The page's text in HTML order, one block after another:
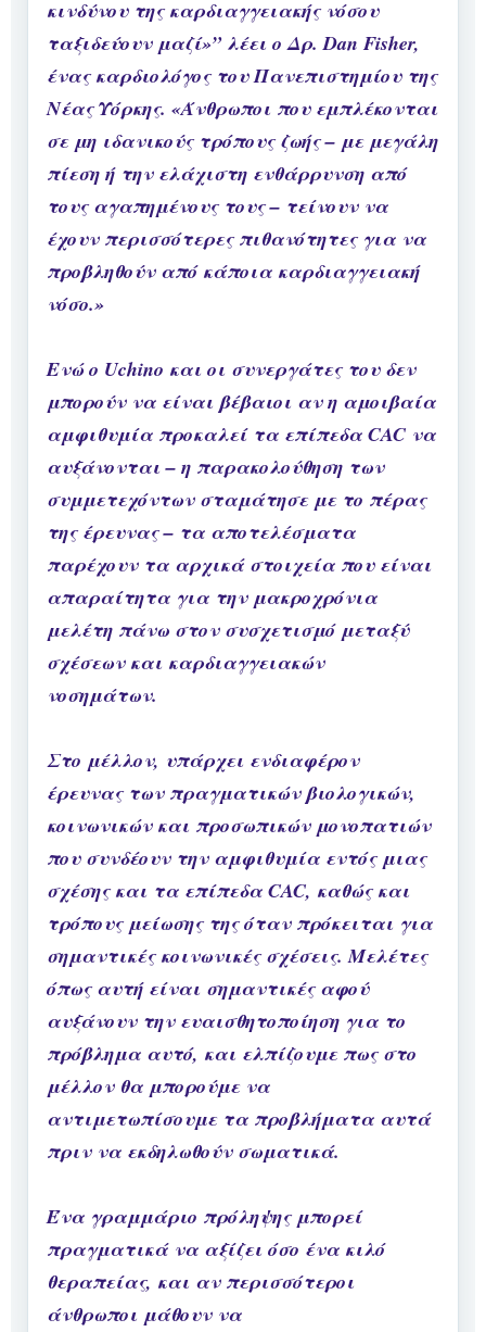
κινδύνου της καρδιαγγειακής νόσου
ταξιδεύουν μαζί»” λέει ο Δρ. Dan Fisher,
ένας καρδιολόγος του Πανεπιστημίου της
Νέας Υόρκης. «Άνθρωποι που εμπλέκονται
σε μη ιδανικούς τρόπους ζωής – με μεγάλη
πίεση ή την ελάχιστη ενθάρρυνση από
τους αγαπημένους τους – τείνουν να
έχουν περισσότερες πιθανότητες για να
προβληθούν από κάποια καρδιαγγειακή
νόσο.»
Ενώ ο Uchino και οι συνεργάτες του δεν
μπορούν να είναι βέβαιοι αν η αμοιβαία
αμφιθυμία προκαλεί τα επίπεδα CAC να
αυξάνονται – η παρακολούθηση των
συμμετεχόντων σταμάτησε με το πέρας
της έρευνας – τα αποτελέσματα
παρέχουν τα αρχικά στοιχεία που είναι
απαραίτητα για την μακροχρόνια
μελέτη πάνω στον συσχετισμό μεταξύ
σχέσεων και καρδιαγγειακών
νοσημάτων.
Στο μέλλον, υπάρχει ενδιαφέρον
έρευνας των πραγματικών βιολογικών,
κοινωνικών και προσωπικών μονοπατιών
που συνδέουν την αμφιθυμία εντός μιας
σχέσης και τα επίπεδα CAC, καθώς και
τρόπους μείωσης της όταν πρόκειται για
σημαντικές κοινωνικές σχέσεις. Μελέτες
όπως αυτή είναι σημαντικές αφού
αυξάνουν την ευαισθητοποίηση για το
πρόβλημα αυτό, και ελπίζουμε πως στο
μέλλον θα μπορούμε να
αντιμετωπίσουμε τα προβλήματα αυτά
πριν να εκδηλωθούν σωματικά.
Ένα γραμμάριο πρόληψης μπορεί
πραγματικά να αξίζει όσο ένα κιλό
θεραπείας, και αν περισσότεροι
άνθρωποι μάθουν να